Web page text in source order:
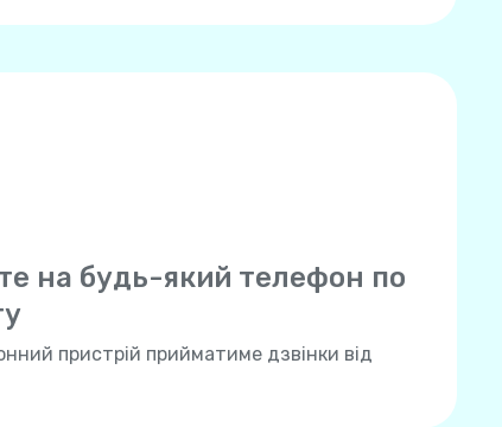
на будь-який телефон по
пристрій прийматиме дзвінки від